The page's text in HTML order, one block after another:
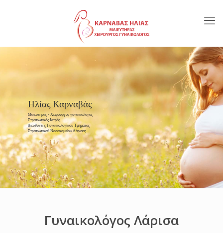
Ηλίας Καρναβάς
Μαιευτήρας - Χειρουργός γυναικολόγος
Στρατιωτικός Ιατρός
Διευθυντής Γυναικολογικού Τμήματος
Στρατιωτικού Νοσοκομείου Λάρισας
Γυναικολόγος Λάρισα